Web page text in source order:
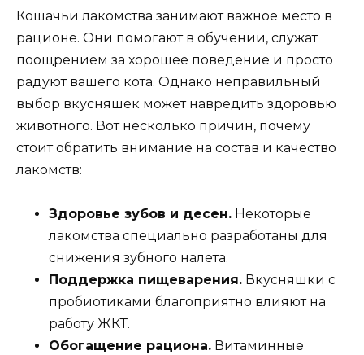
Кошачьи лакомства занимают важное место в
рационе. Они помогают в обучении, служат
поощрением за хорошее поведение и просто
радуют вашего кота. Однако неправильный
выбор вкусняшек может навредить здоровью
животного. Вот несколько причин, почему
стоит обратить внимание на состав и качество
лакомств:
Здоровье зубов и десен. Некоторые
лакомства специально разработаны для
снижения зубного налета.
Поддержка пищеварения. Вкусняшки с
пробиотиками благоприятно влияют на
работу ЖКТ.
Обогащение рациона. Витаминные